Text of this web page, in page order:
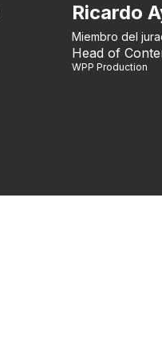
Ricardo
Miembro del
Head of
WPP Production